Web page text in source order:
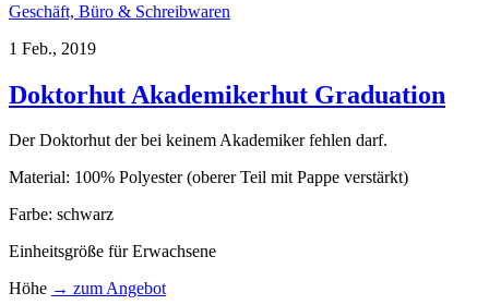
Geschäft, Büro & Schreibwaren
1 Feb., 2019
Doktorhut Akademikerhut Graduation
Der Doktorhut der bei keinem Akademiker fehlen darf.
Material: 100% Polyester (oberer Teil mit Pappe verstärkt)
Farbe: schwarz
Einheitsgröße für Erwachsene
Höhe → zum Angebot